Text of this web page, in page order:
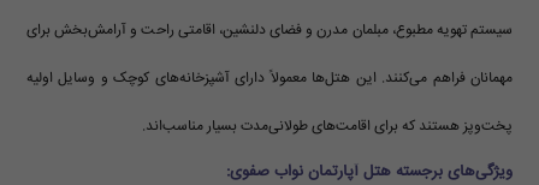
سیستم تهویه مطبوع، مبلمان مدرن و فضای دلنشین، اقامتی راحت و آرامش‌بخش برای
مهمانان فراهم می‌کنند. این هتل‌ها معمولاً دارای آشپزخانه‌های کوچک و وسایل اولیه
پخت‌وپز هستند که برای اقامت‌های طولانی‌مدت بسیار مناسب‌اند.
ویژگی‌های برجسته هتل آپارتمان نواب صفوی: